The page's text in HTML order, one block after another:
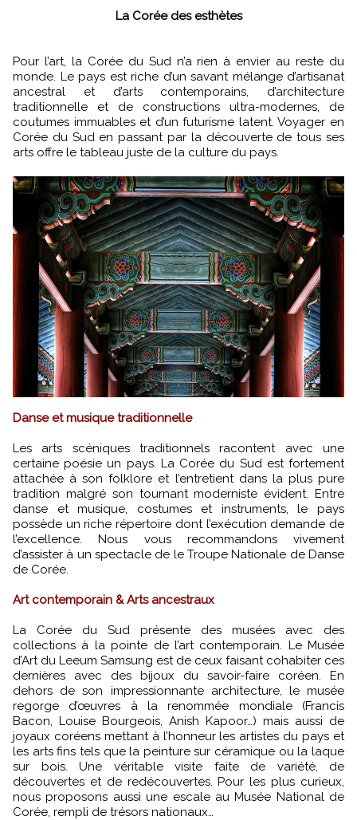
La Corée des esthètes
Pour l’art, la Corée du Sud n’a rien à envier au reste du
monde. Le pays est riche d’un savant mélange d’artisanat
ancestral et d’arts contemporains, d’architecture
traditionnelle et de constructions ultra-modernes, de
coutumes immuables et d’un futurisme latent. Voyager en
Corée du Sud en passant par la découverte de tous ses
arts offre le tableau juste de la culture du pays.
Danse et musique traditionnelle
Les arts scéniques traditionnels racontent avec une
certaine poésie un pays. La Corée du Sud est fortement
attachée à son folklore et l’entretient dans la plus pure
tradition malgré son tournant moderniste évident. Entre
danse et musique, costumes et instruments, le pays
possède un riche répertoire dont l’exécution demande de
l’excellence. Nous vous recommandons vivement
d’assister à un spectacle de le Troupe Nationale de Danse
de Corée.
Art contemporain & Arts ancestraux
La Corée du Sud présente des musées avec des
collections à la pointe de l’art contemporain. Le Musée
d’Art du Leeum Samsung est de ceux faisant cohabiter ces
dernières avec des bijoux du savoir-faire coréen. En
dehors de son impressionnante architecture, le musée
regorge d’œuvres à la renommée mondiale (Francis
Bacon, Louise Bourgeois, Anish Kapoor…) mais aussi de
joyaux coréens mettant à l’honneur les artistes du pays et
les arts fins tels que la peinture sur céramique ou la laque
sur bois. Une véritable visite faite de variété, de
découvertes et de redécouvertes. Pour les plus curieux,
nous proposons aussi une escale au Musée National de
Corée, rempli de trésors nationaux…